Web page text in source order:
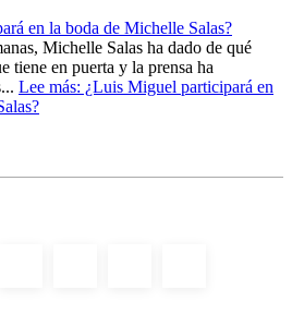
en la boda de Michelle Salas?
Michelle Salas ha dado de qué
tiene en puerta y la prensa ha
Lee más: ¿Luis Miguel participará en